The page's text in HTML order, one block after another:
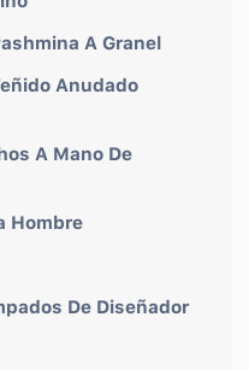
A Granel
Anudado
A Mano De
Hombre
De Diseñador